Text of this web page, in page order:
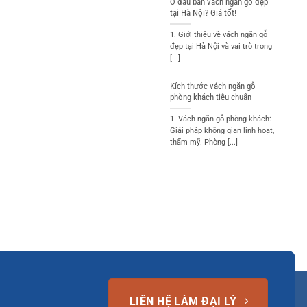
tại Hà Nội? Giá tốt!
1. Giới thiệu về vách ngăn gỗ
đẹp tại Hà Nội và vai trò trong
[...]
Kích thước vách ngăn gỗ
phòng khách tiêu chuẩn
1. Vách ngăn gỗ phòng khách:
Giải pháp không gian linh hoạt,
thẩm mỹ. Phòng [...]
LIÊN HỆ LÀM ĐẠI LÝ